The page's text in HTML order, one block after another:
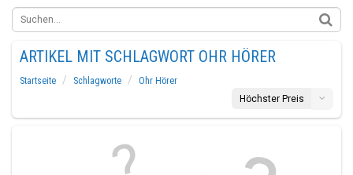
ARTIKEL MIT SCHLAGWORT OHR HÖRER
Startseite Schlagworte
Ohr Hörer
Höchster Preis